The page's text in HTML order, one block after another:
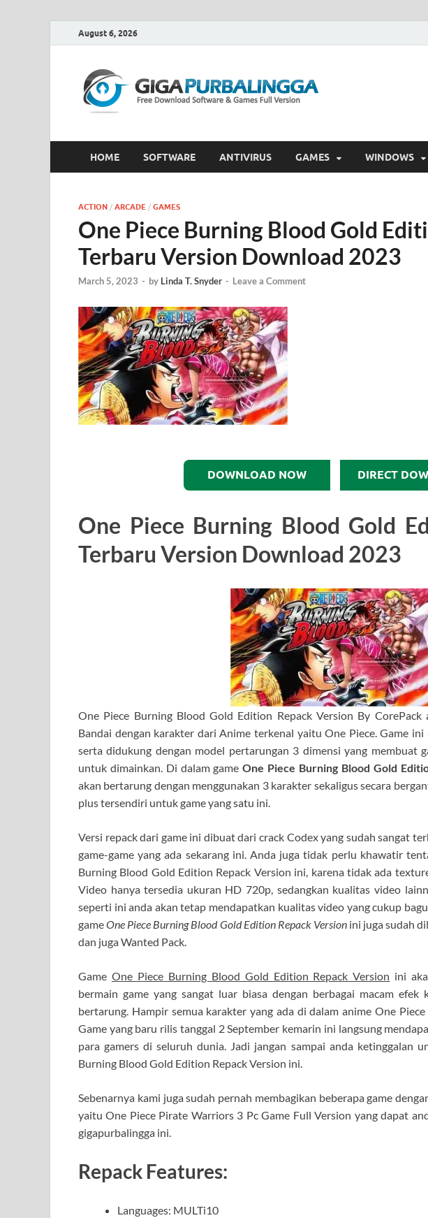
August 6, 2026
HOME SOFTWARE ANTIVIRUS GAMES WINDOWS
ACTION / ARCADE / GAMES
One Piece Burning Blood Gold
Terbaru Version Download 2023
March 5, 2023 - by Linda T. Snyder - Leave a Comment
DOWNLOAD NOW DIRECT
One Piece Burning Blood Gold
Terbaru Version Download 2023
One Piece Burning Blood Gold Edition Repack Version By CorePack
Bandai dengan karakter dari Anime terkenal yaitu One Piece. Game
serta didukung dengan model pertarungan 3 dimensi yang membuat
untuk dimainkan. Di dalam gameOne Piece Burning Blood Gold
akan bertarung dengan menggunakan 3 karakter sekaligus secara
plus tersendiri untuk game yang satu ini.
Versi repack dari game ini dibuat dari crack Codex yang sudah sangat
game-game yang ada sekarang ini. Anda juga tidak perlu khawatir
Burning Blood Gold Edition Repack Version ini, karena tidak ada
Video hanya tersedia ukuran HD 720p, sedangkan kualitas video
seperti ini anda akan tetap mendapatkan kualitas video yang cukup
gameOne Piece Burning Blood Gold Edition Repack Versionini juga sudah
dan juga Wanted Pack.
Game One Piece Burning Blood Gold Edition Repack Version ini
bermain game yang sangat luar biasa dengan berbagai macam efek
bertarung. Hampir semua karakter yang ada di dalam anime One
Game yang baru rilis tanggal 2 September kemarin ini langsung
para gamers di seluruh dunia. Jadi jangan sampai anda ketinggalan
Burning Blood Gold Edition Repack Version ini.
Sebenarnya kami juga sudah pernah membagikan beberapa game
yaitu One Piece Pirate Warriors 3 Pc Game Full Version yang dapat
gigapurbalingga ini.
Repack Features:
Languages: MULTi10